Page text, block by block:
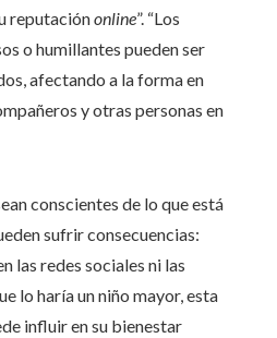
reputaciónonline”. “Los
o humillantes pueden ser
afectando a la forma en
y otras personas en
conscientes de lo que está
sufrir consecuencias:
las redes sociales ni las
lo haría un niño mayor, esta
influir en su bienestar